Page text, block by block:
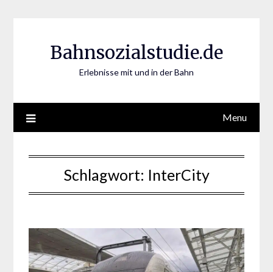
Bahnsozialstudie.de
Erlebnisse mit und in der Bahn
Menu
Schlagwort: InterCity